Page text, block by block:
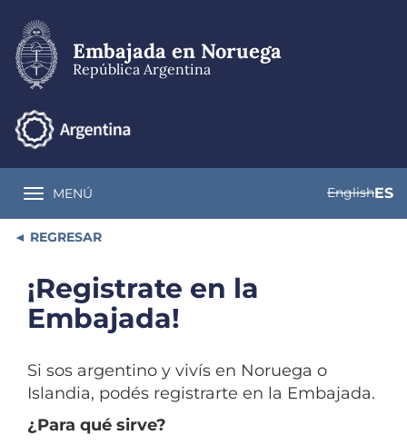
contenido
principal
Embajada en Noruega
República Argentina
Toggle navigation
MENÚ EnglishES
REGRESAR
¡Registrate en la
Embajada!
Si sos argentino y vivís en Noruega o
Islandia, podés registrarte en la Embajada.
¿Para qué sirve?